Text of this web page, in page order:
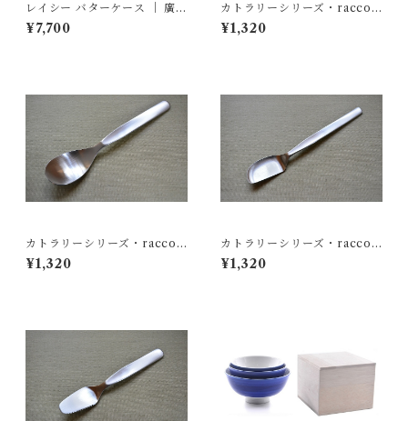
レイシー バターケース ｜ 廣田
硝子
¥7,700
カトラリーシリーズ・racco
「レンゲスプーン」｜ ヨシタ
手工業デザイン室
¥1,320
カトラリーシリーズ・racco
「テーブルスプーン」｜ ヨシ
タ手工業デザイン室
¥1,320
カトラリーシリーズ・racco
「ジャムスプーン」｜ ヨシタ
手工業デザイン室
¥1,320